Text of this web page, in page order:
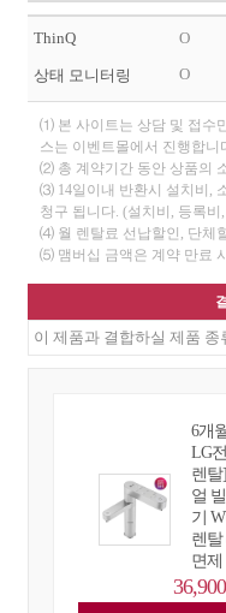
ThinQ O
상태 모니터링 O
⑴ 본 사이트는 상담 및 접수
스는 이벤트몰에서 진행합니
⑵ 총 계약기간 동안 상품의
⑶ 14일이내 반환시 설치비,
청구 됩니다. (설치비, 등록
⑷ 월 렌탈료 선납할인, 단체
⑸ 맴버십 금액은 계약 만료
6개
LG
렌
얼
기
렌탈
면제
36,900